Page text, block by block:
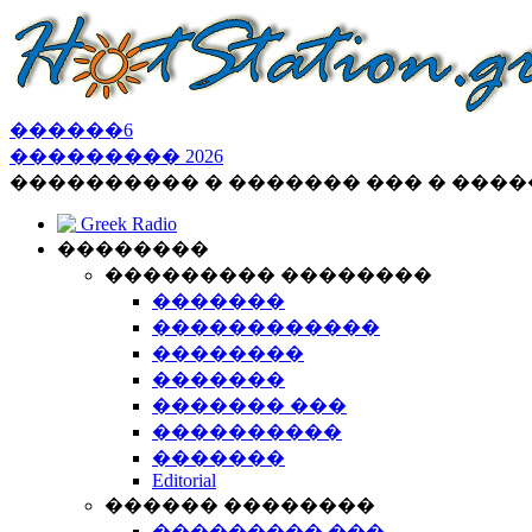
������6
��������� 2026
���������� � ������� ��� �
Greek Radio
��������
��������� ��������
�������
������������
��������
�������
������� ���
����������
�������
Editorial
������ ��������